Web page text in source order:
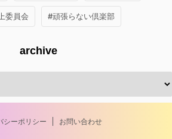
委員会 #頑張らない倶楽部
archive
シーポリシー お問い合わせ